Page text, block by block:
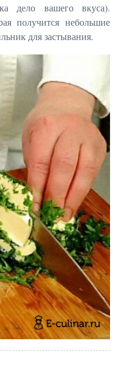
дело вашего вкуса).
получится небольшие
для застывания.